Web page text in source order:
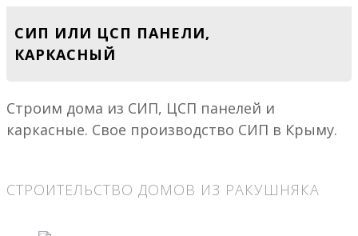
СИП ИЛИ ЦСП ПАНЕЛИ,
КАРКАСНЫЙ
Строим дома из СИП, ЦСП панелей и
каркасные. Свое производство СИП в Крыму.
СТРОИТЕЛЬСТВО ДОМОВ ИЗ РАКУШНЯКА